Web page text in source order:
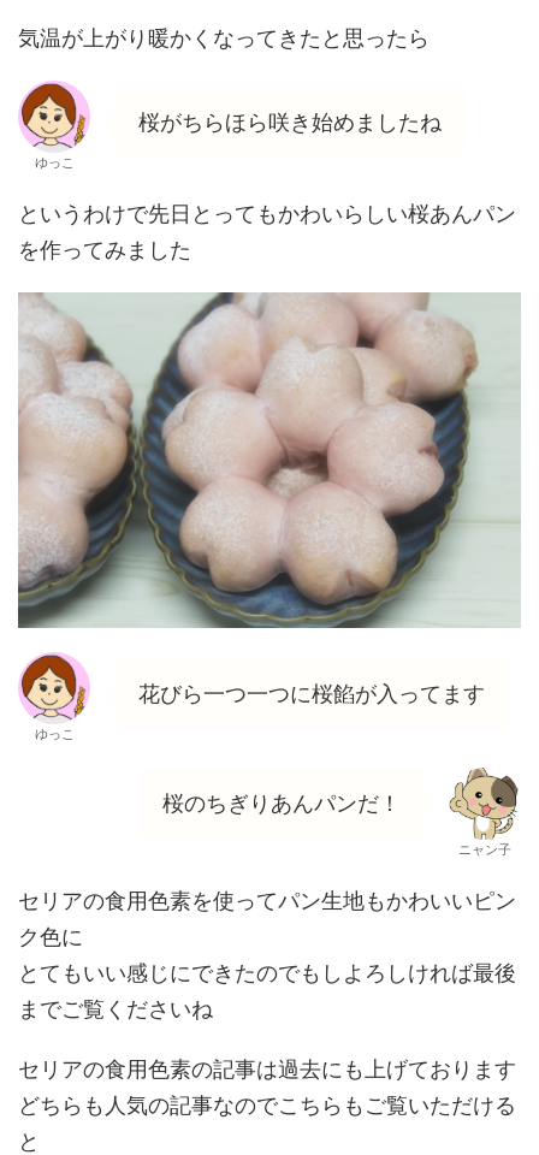
気温が上がり暖かくなってきたと思ったら
ゆっこ
桜がちらほら咲き始めましたね
というわけで先日とってもかわいらしい桜あんパン
を作ってみました
ゆっこ
花びら一つ一つに桜餡が入ってます
桜のちぎりあんパンだ！
ニャン子
セリアの食用色素を使ってパン生地もかわいいピン
ク色に
とてもいい感じにできたのでもしよろしければ最後
までご覧くださいね
セリアの食用色素の記事は過去にも上げております
どちらも人気の記事なのでこちらもご覧いただける
と